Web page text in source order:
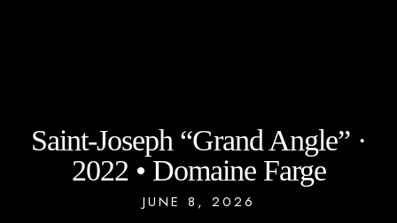
Saint-Joseph “Grand Angle” ·
2022 • Domaine Farge
JUNE 8, 2026